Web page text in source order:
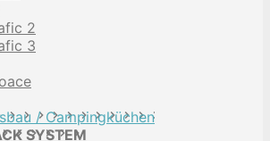
2
3
/ Campingküchen
SYSTEM